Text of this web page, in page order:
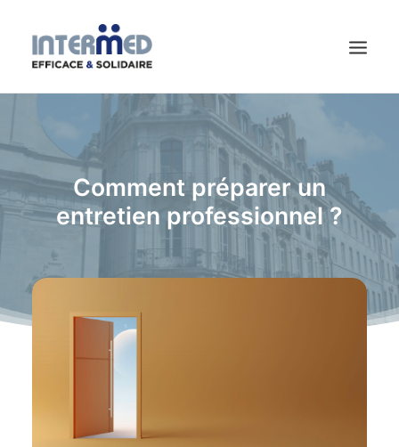
CHERCHEUR.E D’EMPLOI
CONTACT
ACTUALITÉS
QUI SOMMES-NOUS ?
PROFESSIONNELS
Comment préparer un
entretien professionnel ?